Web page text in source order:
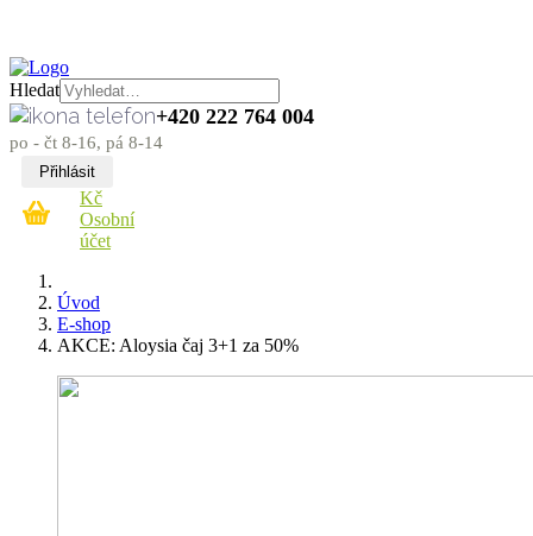
Hledat
+420 222 764 004
po - čt 8-16, pá 8-14
Přihlásit
Kč
Osobní
účet
Úvod
E-shop
AKCE: Aloysia čaj 3+1 za 50%